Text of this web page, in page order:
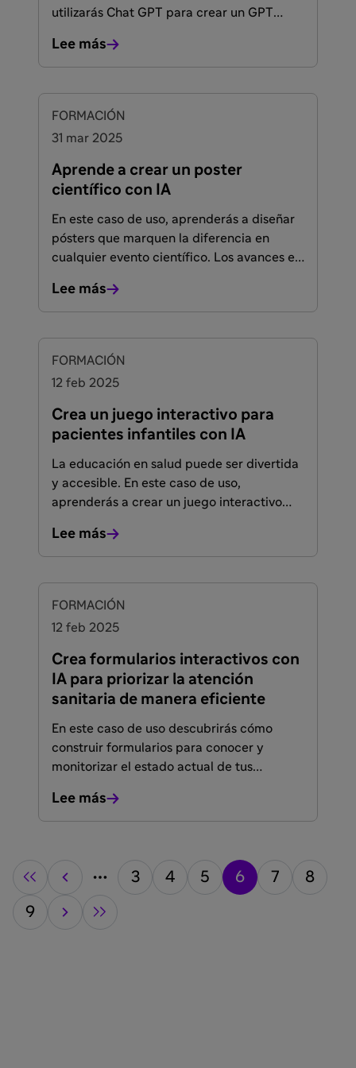
utilizarás Chat GPT para crear un GPT
asistente IA para guiarte en la redacción
paso a paso de una metodología completa
Lee más
FORMACIÓN
31 mar 2025
Aprende a crear un poster
científico con IA
En este caso de uso, aprenderás a diseñar
pósters que marquen la diferencia en
cualquier evento científico. Los avances en
visualmente sus investigaciones de forma
clara y atractiva, simplificando la
audiencia.
Lee más
FORMACIÓN
12 feb 2025
Crea un juego interactivo para
pacientes infantiles con IA
La educación en salud puede ser divertida
y accesible. En este caso de uso,
aprenderás a crear un juego interactivo
necesidad de ser informático ni saber
programar. Con ayuda de ChatGPT,
archivo y lo publicaremos en GitHub
sin necesidad de descargas ni
configuraciones adicionales.
Lee más
FORMACIÓN
12 feb 2025
Crea formularios interactivos con
IA para priorizar la atención
sanitaria de manera eficiente
En este caso de uso descubrirás cómo
construir formularios para conocer y
monitorizar el estado actual de tus
herramienta de creación de formularios
interactivos impulsados por IA, diseñados
recopilación de datos.
Lee más
3 4 5 6 7 8
9